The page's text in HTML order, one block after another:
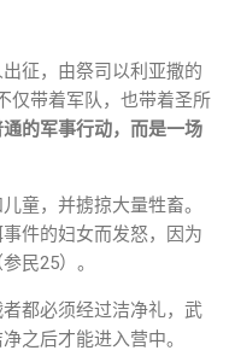
征，由祭司以利亚撒的
的军事行动，而是一场
童，并掳掠大量牲畜。
件的妇女而发怒，因为
民25）。
都必须经过洁净礼，武
之后才能进入营中。